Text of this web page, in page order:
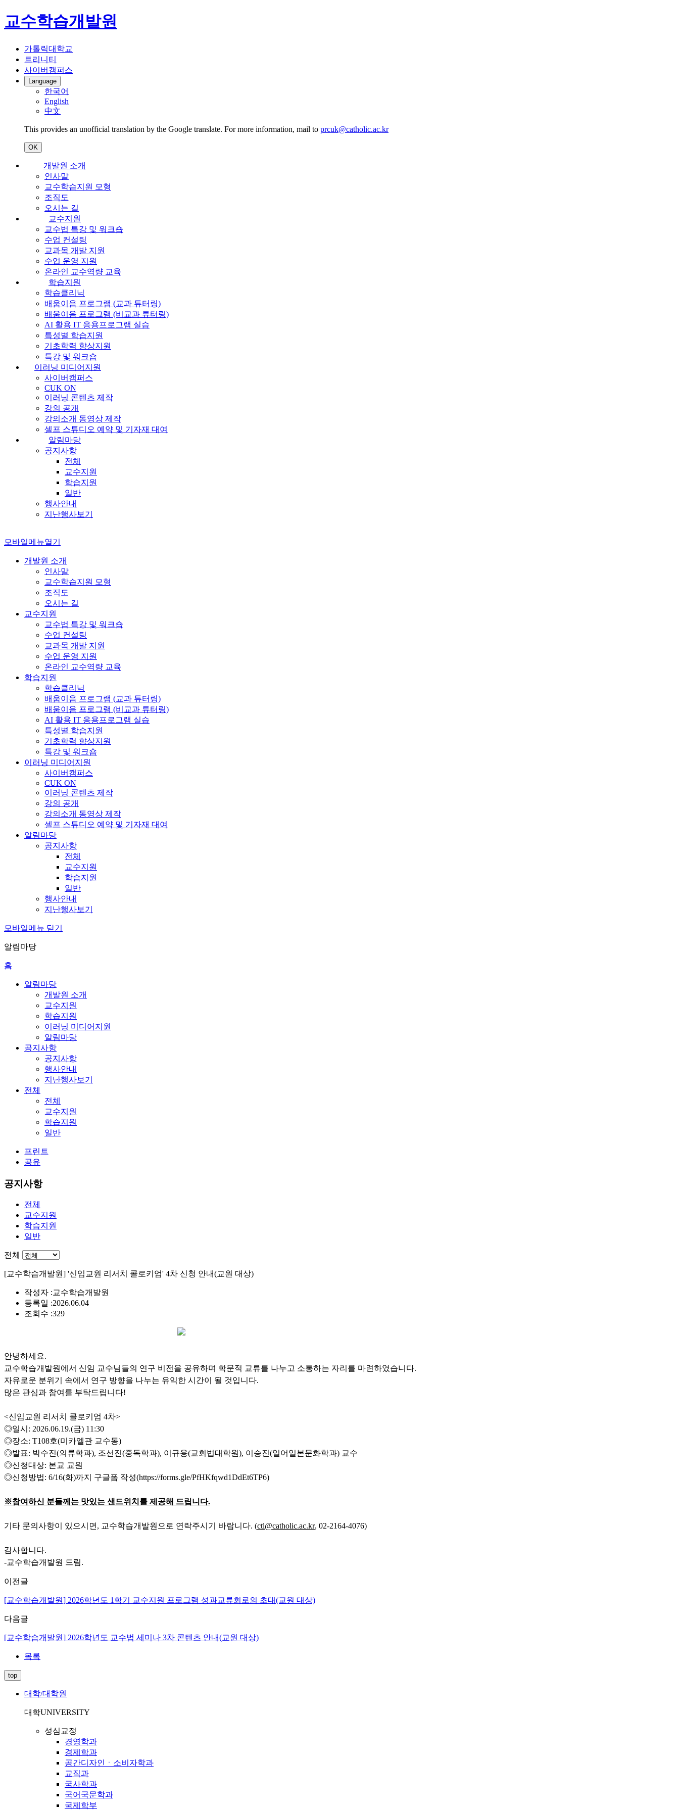
교수학습개발원
가톨릭대학교
트리니티
사이버캠퍼스
Language
한국어
English
中文
This provides an unofficial translation by the Google translate. For more information, mail to prcuk@catholic.ac.kr
OK
개발원 소개
인사말
교수학습지원 모형
조직도
오시는 길
교수지원
교수법 특강 및 워크숍
수업 컨설팅
교과목 개발 지원
수업 운영 지원
온라인 교수역량 교육
학습지원
학습클리닉
배움이음 프로그램 (교과 튜터링)
배움이음 프로그램 (비교과 튜터링)
AI 활용 IT 응용프로그램 실습
특성별 학습지원
기초학력 향상지원
특강 및 워크숍
이러닝 미디어지원
사이버캠퍼스
CUK ON
이러닝 콘텐츠 제작
강의 공개
강의소개 동영상 제작
셀프 스튜디오 예약 및 기자재 대여
알림마당
공지사항
전체
교수지원
학습지원
일반
행사안내
지난행사보기
모바일메뉴열기
개발원 소개
인사말
교수학습지원 모형
조직도
오시는 길
교수지원
교수법 특강 및 워크숍
수업 컨설팅
교과목 개발 지원
수업 운영 지원
온라인 교수역량 교육
학습지원
학습클리닉
배움이음 프로그램 (교과 튜터링)
배움이음 프로그램 (비교과 튜터링)
AI 활용 IT 응용프로그램 실습
특성별 학습지원
기초학력 향상지원
특강 및 워크숍
이러닝 미디어지원
사이버캠퍼스
CUK ON
이러닝 콘텐츠 제작
강의 공개
강의소개 동영상 제작
셀프 스튜디오 예약 및 기자재 대여
알림마당
공지사항
전체
교수지원
학습지원
일반
행사안내
지난행사보기
모바일메뉴 닫기
알림마당
홈
알림마당
개발원 소개
교수지원
학습지원
이러닝 미디어지원
알림마당
공지사항
공지사항
행사안내
지난행사보기
전체
전체
교수지원
학습지원
일반
프린트
공유
공지사항
전체
교수지원
학습지원
일반
전체
[교수학습개발원] '신임교원 리서치 콜로키엄' 4차 신청 안내(교원 대상)
작성자 :교수학습개발원
등록일 :2026.06.04
조회수 :329
안녕하세요.
교수학습개발원에서 신임 교수님들의 연구 비전을 공유하며 학문적 교류를 나누고 소통하는 자리를 마련하였습니다.
자유로운 분위기 속에서 연구 방향을 나누는 유익한 시간이 될 것입니다.
많은 관심과 참여를 부탁드립니다!
<신임교원 리서치 콜로키엄 4차>
◎일시: 2026.06.19.(금) 11:30
◎장소: T108호(미카엘관 교수동)
◎발표: 박수진(의류학과), 조선진(중독학과), 이규용(교회법대학원), 이승진(일어일본문화학과) 교수
◎신청대상: 본교 교원
◎신청방법: 6/16(화)까지 구글폼 작성(https://forms.gle/PfHKfqwd1DdEt6TP6)
※참여하신 분들께는 맛있는 샌드위치를 제공해 드립니다.
기타 문의사항이 있으시면, 교수학습개발원으로 연락주시기 바랍니다. (ctl@catholic.ac.kr, 02-2164-4076)
감사합니다.
-교수학습개발원 드림.
이전글
[교수학습개발원] 2026학년도 1학기 교수지원 프로그램 성과교류회로의 초대(교원 대상)
다음글
[교수학습개발원] 2026학년도 교수법 세미나 3차 콘텐츠 안내(교원 대상)
목록
top
대학/대학원
대학UNIVERSITY
성심교정
경영학과
경제학과
공간디자인ㆍ소비자학과
교직과
국사학과
국어국문학과
국제학부